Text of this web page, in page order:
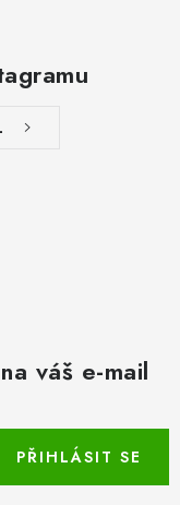
váš e-mail
PŘIHLÁSIT SE